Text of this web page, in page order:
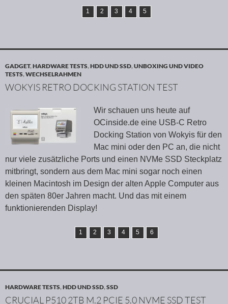
1 2 3 4 5
GADGET,HARDWARE TESTS,HDD UND SSD,UNBOXING UND VIDEO
TESTS,WECHSELRAHMEN
WOKYIS RETRO DOCKING STATION TEST
Wir schauen uns heute auf
OCinside.de eine USB-C Retro
Docking Station von Wokyis für den
Mac mini oder den PC an, die nicht
nur viele zusätzliche Ports und einen NVMe SSD Steckplatz
mitbringt, sondern aus dem Mac mini sogar noch einen
kleinen Macintosh im Design der alten Apple Computer aus
den späten 80er Jahren macht. Und das mit einem
funktionierenden Display!
1 2 3 4 5 6
HARDWARE TESTS,HDD UND SSD,SSD
CRUCIAL P510 2TB M.2 PCIE 5.0 NVME SSD TEST